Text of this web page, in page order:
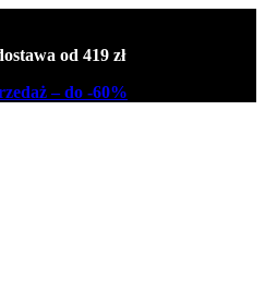
od 419 zł
– do -60%